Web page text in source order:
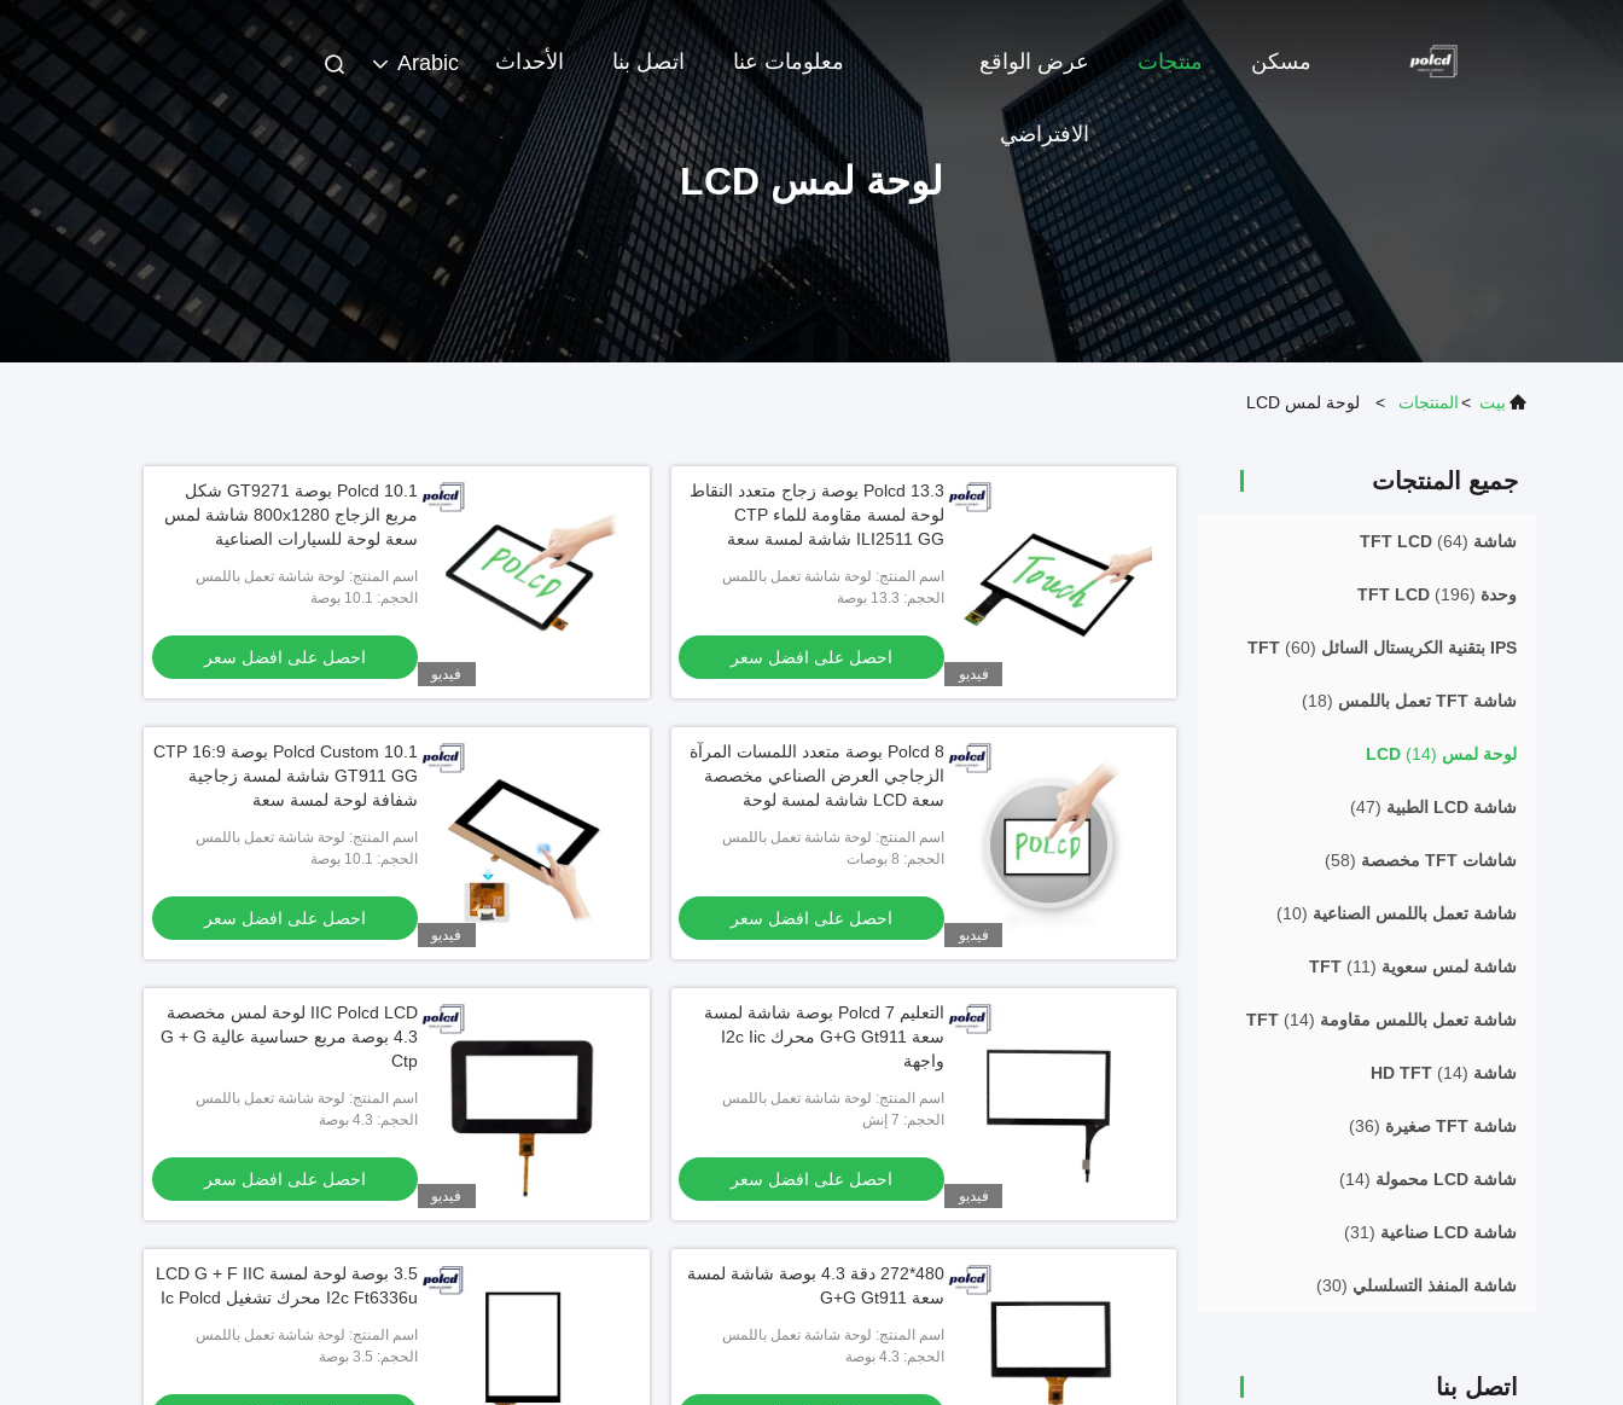
مسكن منتجات عرض الواقع
الافتراضي
معلومات عنا اتصل بنا الأحداث Arabic
لوحة لمس LCD
بيت >المنتجات > لوحة لمس LCD
جميع المنتجات
شاشة TFT LCD (64)
وحدة TFT LCD (196)
IPS بتقنية الكريستال السائل TFT (60)
شاشة TFT تعمل باللمس (18)
لوحة لمس LCD (14)
شاشة LCD الطبية (47)
شاشات TFT مخصصة (58)
شاشة تعمل باللمس الصناعية (10)
شاشة لمس سعوية TFT (11)
شاشة تعمل باللمس مقاومة TFT (14)
شاشة HD TFT (14)
شاشة TFT صغيرة (36)
شاشة LCD محمولة (14)
شاشة LCD صناعية (31)
شاشة المنفذ التسلسلي (30)
اتصل بنا
فيديو
Polcd 13.3 بوصة زجاج متعدد النقاط
لوحة لمسة مقاومة للماء CTP
ILI2511 GG شاشة لمسة سعة
اسم المنتج: لوحة شاشة تعمل باللمس
بالسعة
الحجم: 13.3 بوصة
احصل على افضل سعر
فيديو
Polcd 10.1 بوصة GT9271 شكل
مربع الزجاج 800x1280 شاشة لمس
سعة لوحة للسيارات الصناعية
اسم المنتج: لوحة شاشة تعمل باللمس
بالسعة
الحجم: 10.1 بوصة
احصل على افضل سعر
فيديو
Polcd 8 بوصة متعدد اللمسات المرآة
الزجاجي العرض الصناعي مخصصة
سعة LCD شاشة لمسة لوحة
اسم المنتج: لوحة شاشة تعمل باللمس
بالسعة
الحجم: 8 بوصات
احصل على افضل سعر
فيديو
Polcd Custom 10.1 بوصة CTP 16:9
GT911 GG شاشة لمسة زجاجية
شفافة لوحة لمسة سعة
اسم المنتج: لوحة شاشة تعمل باللمس
بالسعة
الحجم: 10.1 بوصة
احصل على افضل سعر
فيديو
التعليم Polcd 7 بوصة شاشة لمسة
سعة G+G Gt911 محرك I2c Iic
واجهة
اسم المنتج: لوحة شاشة تعمل باللمس
بالسعة
الحجم: 7 إنش
احصل على افضل سعر
فيديو
IIC Polcd LCD لوحة لمس مخصصة
4.3 بوصة مربع حساسية عالية G + G
Ctp
اسم المنتج: لوحة شاشة تعمل باللمس
بالسعة
الحجم: 4.3 بوصة
احصل على افضل سعر
480*272 دقة 4.3 بوصة شاشة لمسة
سعة G+G Gt911
اسم المنتج: لوحة شاشة تعمل باللمس
بالسعة
الحجم: 4.3 بوصة
3.5 بوصة لوحة لمسة LCD G + F IIC
I2c Ft6336u محرك تشغيل Ic Polcd
اسم المنتج: لوحة شاشة تعمل باللمس
بالسعة
الحجم: 3.5 بوصة